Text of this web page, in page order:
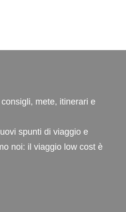
mete, itinerari e
spunti di viaggio e
noi: il viaggio low cost è